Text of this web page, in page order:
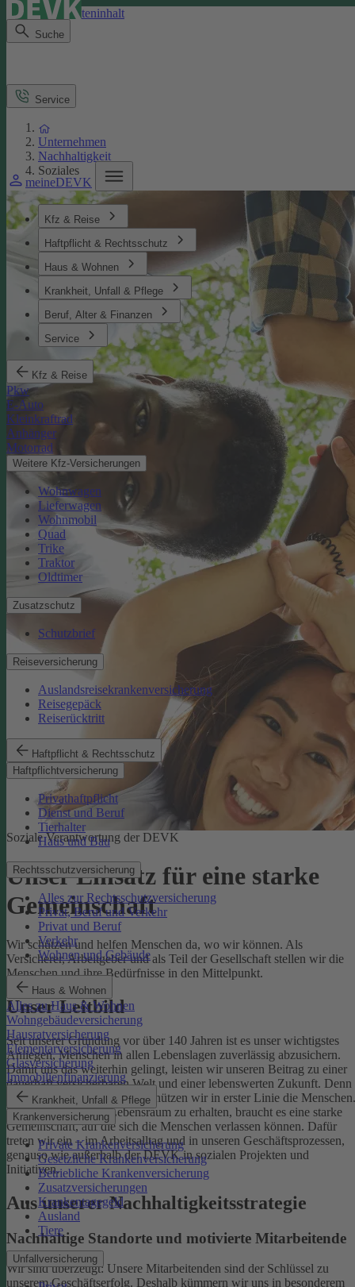
Direkt zum Seiteninhalt
Suche
meineDEVK
Kfz & Reise
Haftpflicht & Rechtsschutz
Haus & Wohnen
Krankheit, Unfall & Pflege
Beruf, Alter & Finanzen
Service
Kfz & Reise
Pkw
E-Auto
Kleinkraftrad
Anhänger
Motorrad
Weitere Kfz-Versicherungen
Wohnwagen
Lieferwagen
Wohnmobil
Quad
Trike
Traktor
Oldtimer
Zusatzschutz
Schutzbrief
Reiseversicherung
Auslandsreisekrankenversicherung
Reisegepäck
Reiserücktritt
Haftpflicht & Rechtsschutz
Haftpflichtversicherung
Privathaftpflicht
Dienst und Beruf
Tierhalter
Haus und Bau
Rechtsschutzversicherung
Alles zur Rechtsschutzversicherung
Privat, Beruf und Verkehr
Privat und Beruf
Verkehr
Wohnen und Gebäude
Haus & Wohnen
Alles zu Haus & Wohnen
Wohngebäudeversicherung
Hausratversicherung
Elementarversicherung
Glasversicherung
Immobilienfinanzierung
Krankheit, Unfall & Pflege
Krankenversicherung
Private Krankenversicherung
Gesetzliche Krankenversicherung
Betriebliche Krankenversicherung
Zusatzversicherungen
Krankentagegeld
Ausland
Tiere
Unfallversicherung
Service
Unternehmen
Nachhaltigkeit
Soziales
Soziale Verantwortung der DEVK
Unser Einsatz für eine starke
Gemeinschaft
Wir schützen und helfen Menschen da, wo wir können. Als
Versicherer, Arbeitgeber und als Teil der Gesellschaft stellen wir die
Menschen und ihre Bedürfnisse in den Mittelpunkt.
Unser Leitbild
Seit unserer Gründung vor über 140 Jahren ist es unser wichtigstes
Anliegen, Menschen in allen Lebenslagen zuverlässig abzusichern.
Damit uns das weiterhin gelingt, leisten wir unseren Beitrag zu einer
dauerhaft versicherbaren Welt und einer lebenswerten Zukunft. Denn
schützen wir das Klima, so schützen wir in erster Linie die Menschen.
Um einen gesunden Lebensraum zu erhalten, braucht es eine starke
Gemeinschaft, auf die sich die Menschen verlassen können. Dafür
treten wir ein – im Arbeitsalltag und in unseren Geschäftsprozessen,
genauso wie außerhalb der DEVK in sozialen Projekten und
Initiativen.
Aus unserer Nachhaltigkeitsstrategie
Nachhaltige Standorte und motivierte Mitarbeitende
Wir sind überzeugt: Unsere Mitarbeitenden sind der Schlüssel zu
unserem Geschäftserfolg. Deshalb kümmern wir uns in besonderem